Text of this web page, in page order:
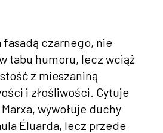
fasadą czarnego, nie
tabu humoru, lecz wciąż
z mieszaniną
i złośliwości. Cytuje
wywołuje duchy
Éluarda, lecz przede